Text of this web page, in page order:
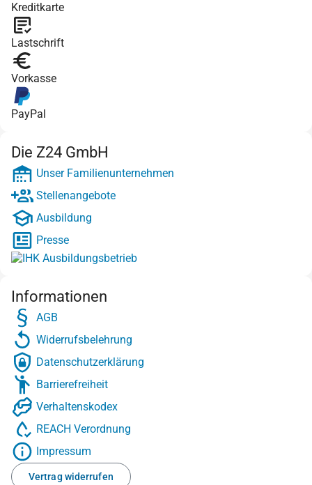
Kreditkarte
Lastschrift
Vorkasse
PayPal
Die Z24 GmbH
Unser Familienunternehmen
Stellenangebote
Ausbildung
Presse
Informationen
AGB
Widerrufsbelehrung
Datenschutzerklärung
Barrierefreiheit
Verhaltenskodex
REACH Verordnung
Impressum
Vertrag widerrufen